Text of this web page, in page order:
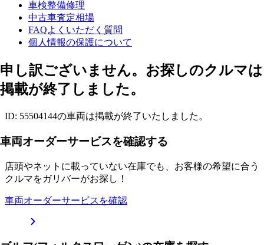
車検整備修理
中古車査定相場
FAQよくいただく質問
個人情報の保護について
申し訳ございません。お探しのクルマは
掲載が終了しました。
ID: 55504144の車両は掲載が終了いたしました。
車両オーダーサービスを確認する
店頭やネットに載っていない在庫でも、お客様の希望に合う
クルマをガリバーがお探し！
車両オーダーサービスを確認